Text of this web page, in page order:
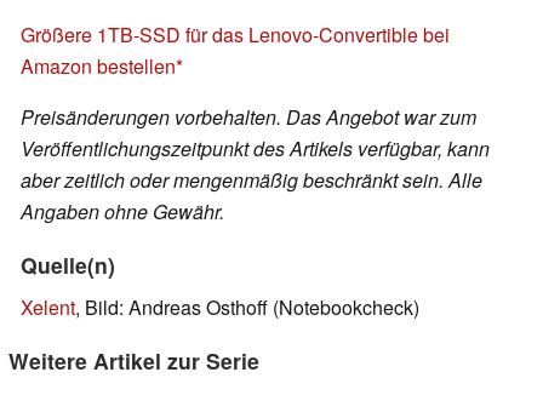
Größere 1TB-SSD für das Lenovo-Convertible bei
Amazon bestellen
Preisänderungen vorbehalten. Das Angebot war zum
Veröffentlichungszeitpunkt des Artikels verfügbar, kann
aber zeitlich oder mengenmäßig beschränkt sein. Alle
Angaben ohne Gewähr.
Quelle(n)
Xelent, Bild: Andreas Osthoff (Notebookcheck)
Weitere Artikel zur Serie